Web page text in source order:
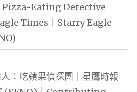
Eating Detective
Times｜Starry Eagle
：吃蘋果偵探團｜星鷹時報